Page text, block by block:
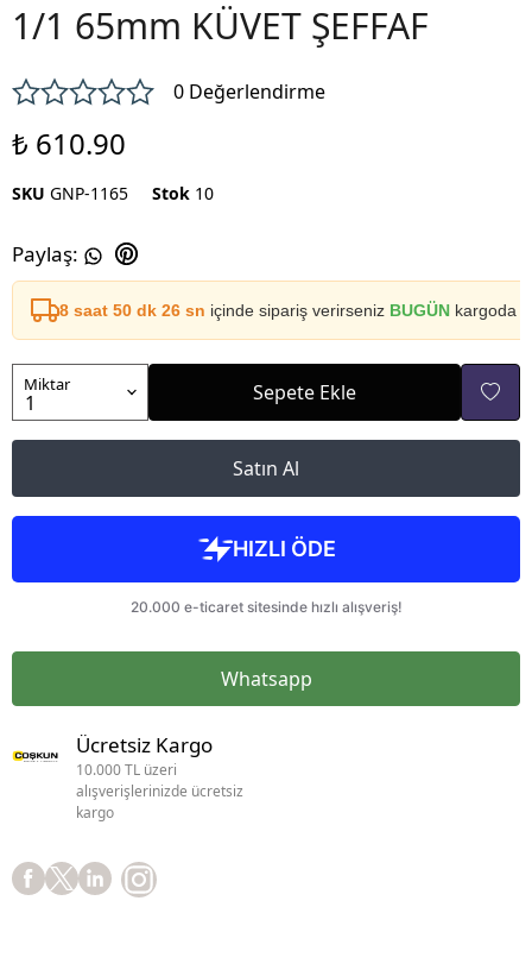
1/1 65mm KÜVET ŞEFFAF
0 Değerlendirme
₺ 610.90
SKU GNP-1165 Stok 10
Paylaş:
8 saat 50 dk 26 sn içinde sipariş verirseniz BUGÜN kargoda
Miktar Sepete Ekle
Satın Al
Whatsapp
Ücretsiz Kargo
10.000 TL üzeri
alışverişlerinizde ücretsiz
kargo